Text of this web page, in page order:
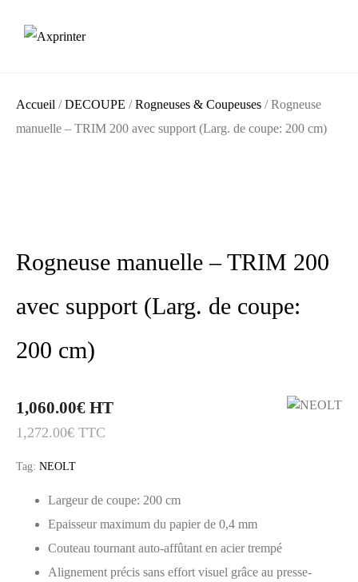
Accueil /DECOUPE /Rogneuses & Coupeuses / Rogneuse
manuelle – TRIM 200 avec support (Larg. de coupe: 200 cm)
Rogneuse manuelle – TRIM 200
avec support (Larg. de coupe:
200 cm)
1,060.00€ HT
1,272.00€ TTC
Tag: NEOLT
Largeur de coupe: 200 cm
Epaisseur maximum du papier de 0,4 mm
Couteau tournant auto-affûtant en acier trempé
Alignement précis sans effort visuel grâce au presse-